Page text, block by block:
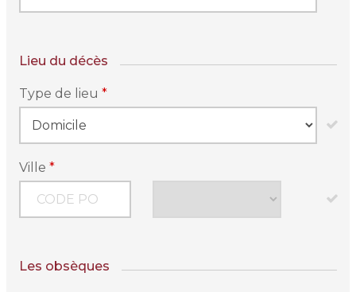
Lieu du décès
Type de lieu*
Ville*
Les obsèques